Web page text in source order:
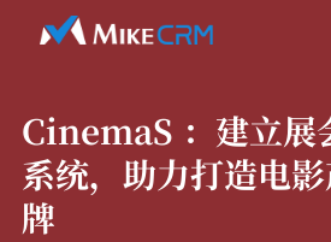
CinemaS ： 建立展
系统，助力打造电
牌